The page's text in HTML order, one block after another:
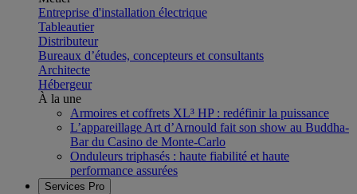
Entreprise d'installation électrique
Tableautier
Distributeur
Bureaux d’études, concepteurs et consultants
Architecte
Hébergeur
À la une
Armoires et coffrets XL³ HP : redéfinir la puissance
L’appareillage Art d’Arnould fait son show au Buddha-
Bar du Casino de Monte-Carlo
Onduleurs triphasés : haute fiabilité et haute
performance assurées
Services Pro